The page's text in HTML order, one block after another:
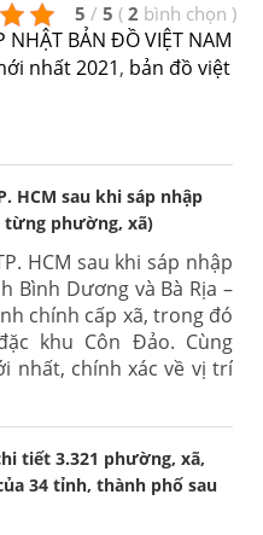
5 / 5 ( 2 bình chọn )
NHẬT BẢN ĐỒ VIỆT NAM
nhất 2021, bản đồ việt
HCM sau khi sáp nhập
từng phường, xã)
HCM sau khi sáp nhập
Bình Dương và Bà Rịa –
chính cấp xã, trong đó
khu Côn Đảo. Cùng
nhất, chính xác về vị trí
tiết 3.321 phường, xã,
34 tỉnh, thành phố sau